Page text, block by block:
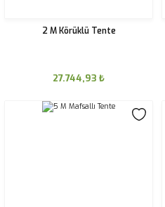
2 M Körüklü Tente
27.744,93 ₺